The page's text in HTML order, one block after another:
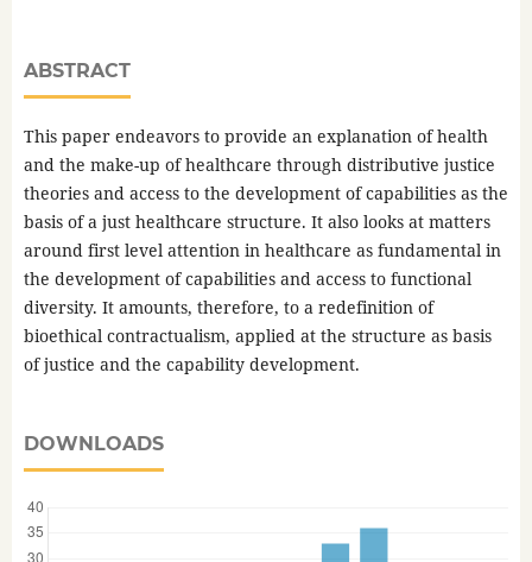
ABSTRACT
This paper endeavors to provide an explanation of health
and the make-up of healthcare through distributive justice
theories and access to the development of capabilities as the
basis of a just healthcare structure. It also looks at matters
around first level attention in healthcare as fundamental in
the development of capabilities and access to functional
diversity. It amounts, therefore, to a redefinition of
bioethical contractualism, applied at the structure as basis
of justice and the capability development.
DOWNLOADS